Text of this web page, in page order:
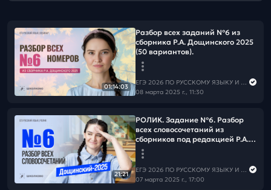
01:14:03
Разбор всех заданий №6 из
сборника Р.А. Дощинского 2025
(50 вариантов).
ЕГЭ 2026 ПО РУССКОМУ ЯЗЫКУ И МАТЕМАТИКЕ
08 марта 2025 г., 11:30
21:21
РОЛИК. Задание №6. Разбор
всех словосочетаний из
сборников под редакцией Р.А.
Дощинского (36 и 50
вариантов) 2025 года.
ЕГЭ 2026 ПО РУССКОМУ ЯЗЫКУ И МАТЕМАТИКЕ
07 марта 2025 г., 17:00